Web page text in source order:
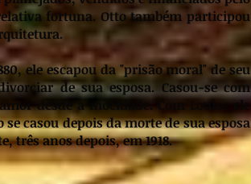
fortuna. Otto também participou
ele escapou da "prisão moral" de seu
de sua esposa. Casou-se com
desde a mocidade. Com Louise ele
casou depois da morte de sua esposa
três anos depois, em 1918.